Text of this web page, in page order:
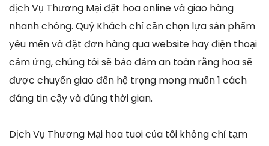
dịch Vụ Thương Mại đặt hoa online và giao hàng
nhanh chóng. Quý Khách chỉ cần chọn lựa sản phẩm
yêu mến và đặt đơn hàng qua website hay điện thoại
cảm ứng, chúng tôi sẽ bảo đảm an toàn rằng hoa sẽ
được chuyển giao đến hệ trọng mong muốn 1 cách
đáng tin cậy và đúng thời gian.
Dịch Vụ Thương Mại hoa tuoi của tôi không chỉ tạm